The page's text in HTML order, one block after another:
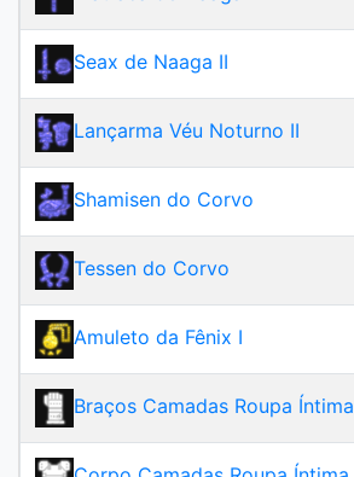
Seax de Naaga II
Lançarma Véu Noturno II
Shamisen do Corvo
Tessen do Corvo
Amuleto da Fênix I
Braços Camadas Roupa Íntima